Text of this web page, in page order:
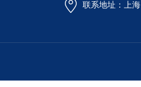
联系地址：上海